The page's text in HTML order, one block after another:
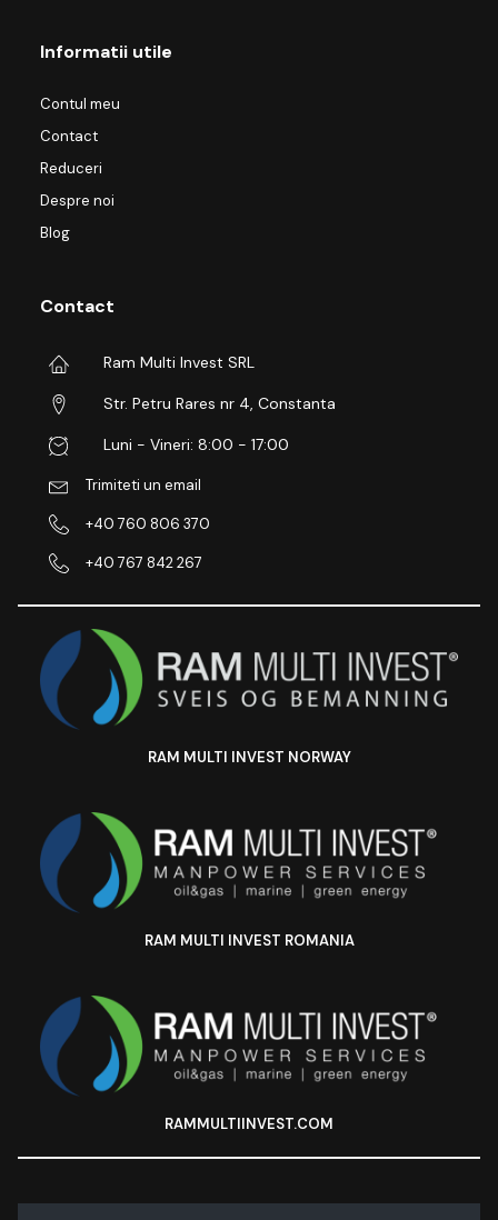
Informatii utile
Contul meu
Contact
Reduceri
Despre noi
Blog
Contact
Ram Multi Invest SRL
Str. Petru Rares nr 4, Constanta
Luni - Vineri: 8:00 - 17:00
Trimiteti un email
+40 760 806 370
+40 767 842 267
RAM MULTI INVEST NORWAY
RAM MULTI INVEST ROMANIA
RAMMULTIINVEST.COM